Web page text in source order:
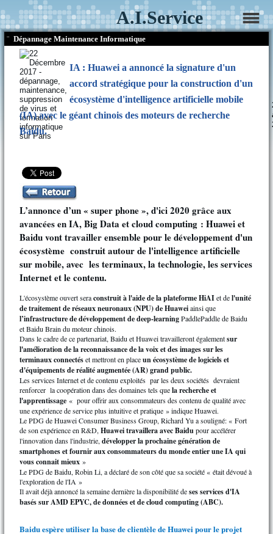
A.I.Service
¨ Dépannage Maintenance Informatique
IA : Huawei a annoncé la signature d'un
accord stratégique pour la construction d'un
écosystème d'intelligence artificielle mobile
(IA) avec le géant chinois des moteurs de recherche
Baidu.
L’annonce d’un « super phone », d'ici 2020 grâce aux
avancées en IA, Big Data et cloud computing : Huawei et
Baidu vont travailler ensemble pour le développement d'un
écosystème construit autour de l'intelligence artificielle
sur mobile, avec les terminaux, la technologie, les services
Internet et le contenu.
L'écosystème ouvert seraconstruit à l'aide de la plateforme HiAIet del'unité
de traitement de réseaux neuronaux (NPU) de Huaweiainsi que
l’infrastructure de développement de deep-learningPaddlePaddle de Baidu
et Baidu Brain du moteur chinois.
Dans le cadre de ce partenariat, Baidu et Huawei travailleront égalementsur
l'amélioration de la reconnaissance de la voix et des images sur les
terminaux connectéset mettront en placeun écosystème de logiciels et
d'équipements de réalité augmentée (AR) grand public.
Les services Internet et de contenu exploités par les deux sociétés devraient
renforcer la coopération dans des domaines tels quela recherche et
l'apprentissage « pour offrir aux consommateurs des contenu de qualité avec
une expérience de service plus intuitive et pratique » indique Huawei.
Le PDG de Huawei Consumer Business Group, Richard Yu a souligné: « Fort
de son expérience en R&D, Huawei travaillera avec Baidupour accélérer
l'innovation dans l'industrie, développer la prochaine génération de
smartphones et fournir aux consommateurs du monde entier une IA qui
vous connait mieux »
Le PDG de Baidu, Robin Li, a déclaré de son côté que sa société « était dévoué à
l'exploration de l'IA »
Il avait déjà annoncé la semaine dernière la disponibilité deses services d'IA
basés sur AMD EPYC, de données et de cloud computing (ABC).
Baidu espère utiliser la base de clientèle de Huawei pour le projet